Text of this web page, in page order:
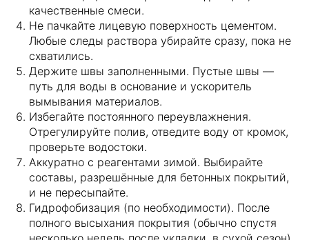
качественные смеси.
Не пачкайте лицевую поверхность цементом.
Любые следы раствора убирайте сразу, пока не
схватились.
Держите швы заполненными. Пустые швы —
путь для воды в основание и ускоритель
вымывания материалов.
Избегайте постоянного переувлажнения.
Отрегулируйте полив, отведите воду от кромок,
проверьте водостоки.
Аккуратно с реагентами зимой. Выбирайте
составы, разрешённые для бетонных покрытий,
и не пересыпайте.
Гидрофобизация (по необходимости). После
полного высыхания покрытия (обычно спустя
Владимирская обл.,
Александровский р-он,
д. Новинки
д. Новинки
+7 (900) 483-11-08
+7 49244 3-80-30
д. Следнево
+ 7 (930) 222-14-44
+7 (999) 774-94-91
+7 49244 6-88-99
tel:+ 7 (930) 222-14-44